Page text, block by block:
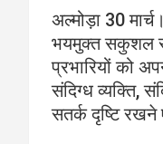
अल्मोड़ा 30
भयमुक्त सकुशल
प्रभारियों को
संदिग्ध व्यक्ति,
सतर्क दृष्टि रखने